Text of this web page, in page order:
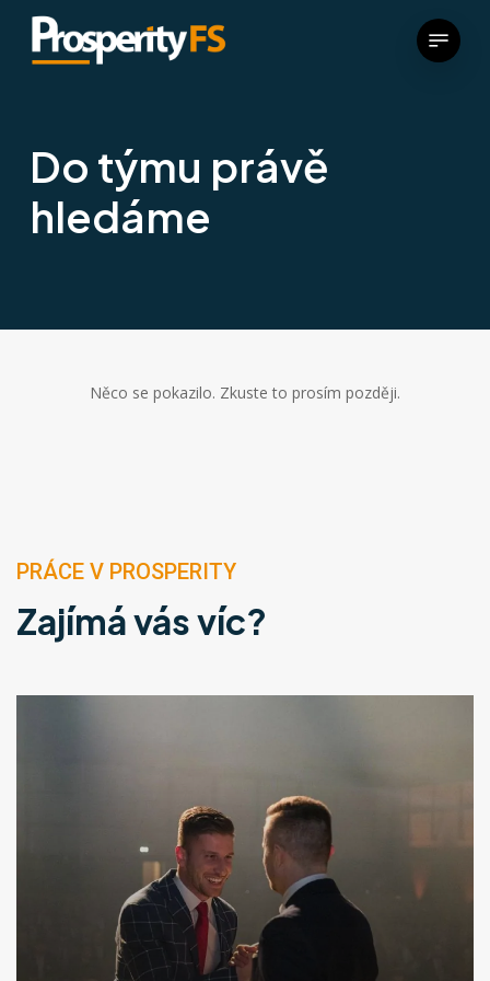
Menu
Do týmu právě
hledáme
Něco se pokazilo. Zkuste to prosím později.
PRÁCE V PROSPERITY
Zajímá vás víc?